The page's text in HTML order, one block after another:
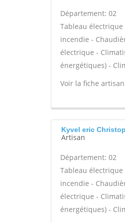
Département: 02
Tableau électrique
incendie -
électrique -
énergétiques) -
Voir la fiche
Kyvel eric
Artisan
Département: 02
Tableau électrique
incendie -
électrique -
énergétiques) -